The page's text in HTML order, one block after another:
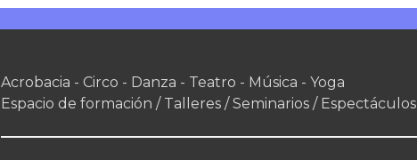
Acrobacia - Circo - Danza - Teatro - Música - Yoga
Espacio de formación / Talleres / Seminarios / Espectáculos